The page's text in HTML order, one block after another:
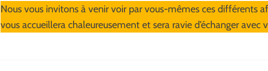
Nous vous invitons à venir voir par vous-mêmes ces différents
vous accueillera chaleureusement et sera ravie d’échanger avec